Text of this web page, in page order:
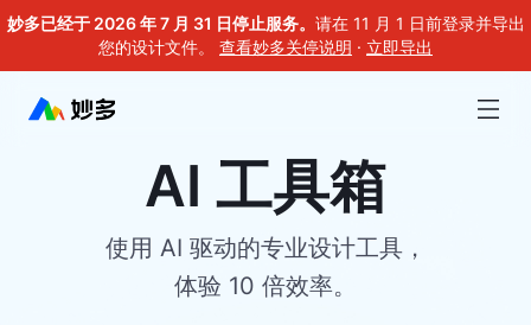
妙多已经于 2026 年 7 月 31 日停止服务。 请在 11 月 1 日前登录并导出
您的设计文件。
查看妙多关停说明 · 立即导出
AI 工具箱
使用 AI 驱动的专业设计工具，
体验 10 倍效率。